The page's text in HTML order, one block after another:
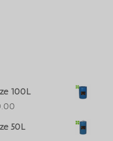
100L
50L
Português do Brasil